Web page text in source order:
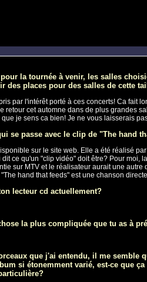
la tournée à venir, les salles
des places pour des salles de cette
par l'intérêt porté à ces concerts! Ca fait
retour cet automne dans de plus grandes
je sens ca bien! Je ne vous laisserais
se passe avec le clip de "The hand
sur le site web. Elle a été réalisé
ce qu'un "clip vidéo" doit être? Pour
sur MTV et le réalisateur aurait une
hand that feeds" est une chanson
lecteur cd actuellement?
la plus compliquée que tu as à
que j'ai entendu, il me semble
si étonemment varié, est-ce que